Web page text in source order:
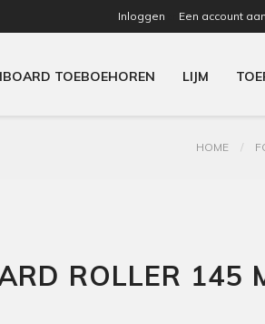
Inloggen Een account
TOEBOEHOREN LIJM
HOME
ROLLER 145